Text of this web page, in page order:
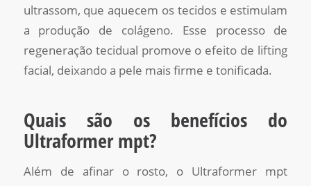
ultrassom, que aquecem os tecidos e estimulam
a produção de colágeno. Esse processo de
regeneração tecidual promove o efeito de lifting
facial, deixando a pele mais firme e tonificada.
Quais são os benefícios do
Ultraformer mpt?
Além de afinar o rosto, o Ultraformer mpt